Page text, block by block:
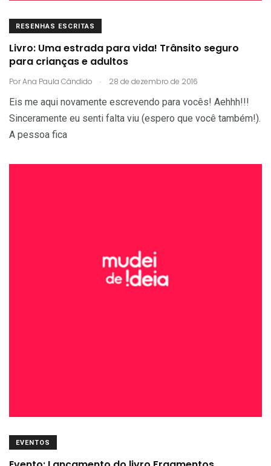
RESENHAS ESCRITAS
Livro: Uma estrada para vida! Trânsito seguro
para crianças e adultos
PorAna Paula Cândido . 28 de dezembro de 2016
Eis me aqui novamente escrevendo para vocês! Aehhh!!!
Sinceramente eu senti falta viu (espero que você também!).
A pessoa fica
EVENTOS